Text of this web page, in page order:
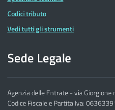
Codici tributo
Vedi tutti gli strumenti
Sede Legale
Agenzia delle Entrate - via
Codice Fiscale e Partita Iva: